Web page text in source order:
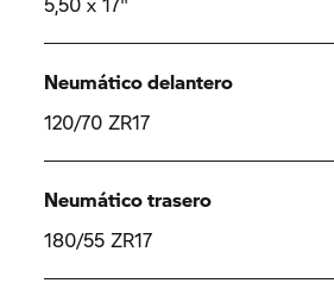
Neumático delantero
120/70 ZR17
Neumático trasero
180/55 ZR17